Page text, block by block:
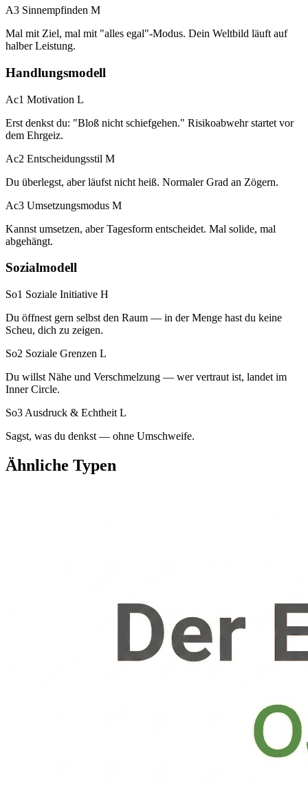
A3 Sinnempfinden M
Mal mit Ziel, mal mit "alles egal"-Modus. Dein Weltbild läuft auf
halber Leistung.
Handlungsmodell
Ac1 Motivation L
Erst denkst du: "Bloß nicht schiefgehen." Risikoabwehr startet vor
dem Ehrgeiz.
Ac2 Entscheidungsstil M
Du überlegst, aber läufst nicht heiß. Normaler Grad an Zögern.
Ac3 Umsetzungsmodus M
Kannst umsetzen, aber Tagesform entscheidet. Mal solide, mal
abgehängt.
Sozialmodell
So1 Soziale Initiative H
Du öffnest gern selbst den Raum — in der Menge hast du keine
Scheu, dich zu zeigen.
So2 Soziale Grenzen L
Du willst Nähe und Verschmelzung — wer vertraut ist, landet im
Inner Circle.
So3 Ausdruck & Echtheit L
Sagst, was du denkst — ohne Umschweife.
Ähnliche Typen